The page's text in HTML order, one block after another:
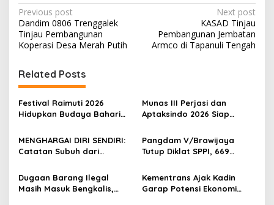
P
o
s
t
n
a
v
i
g
t
Previous post
Dandim 0806 Trenggalek
Tinjau Pembangunan
Koperasi Desa Merah Putih
Next post
KASAD Tinjau
Pembangunan Jembatan
Armco di Tapanuli Tengah
Related Posts
Festival Raimuti 2026
Hidupkan Budaya Bahari
Munas III Perjasi dan
Aptaksindo 2026 Siap
Provinsi Akan Hadir
MENGHARGAI DIRI SENDIRI:
Catatan Subuh dari
Jawa
Pangdam V/Brawijaya
Tutup Diklat SPPI, 669
Penggerak Ekonomi Desa
Dugaan Barang Ilegal
Masih Masuk Bengkalis,
Kementrans Ajak Kadin
Garap Potensi Ekonomi